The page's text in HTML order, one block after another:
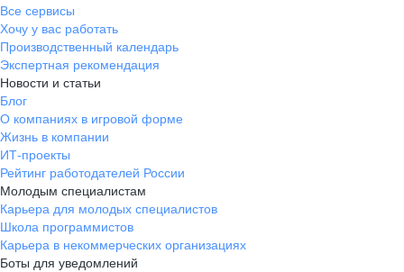
Все сервисы
Хочу у вас работать
Производственный календарь
Экспертная рекомендация
Новости и статьи
Блог
О компаниях в игровой форме
Жизнь в компании
ИТ-проекты
Рейтинг работодателей России
Молодым специалистам
Карьера для молодых специалистов
Школа программистов
Карьера в некоммерческих организациях
Боты для уведомлений